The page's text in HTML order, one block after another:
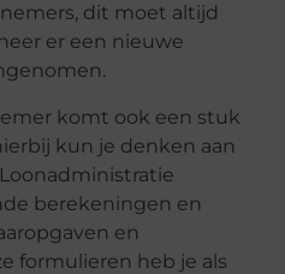
dit moet altijd
er een nieuwe
komt ook een stuk
kun je denken aan
berekeningen en
en
formulieren heb je als